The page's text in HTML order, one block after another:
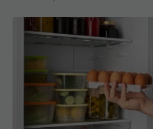
Ce alimente trebuie să pui